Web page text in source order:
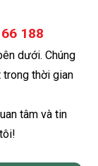
188
dưới. Chúng
thời gian
tâm và tin